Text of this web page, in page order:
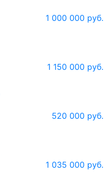
1 000 000 руб.
1 150 000 руб.
520 000 руб.
1 035 000 руб.